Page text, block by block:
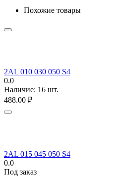
Похожие товары
2AL 010 030 050 S4
0.0
Наличие: 16 шт.
488.00 ₽
2AL 015 045 050 S4
0.0
Под заказ